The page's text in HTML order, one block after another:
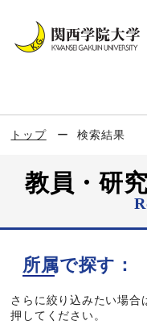
トップ 検索結果
教員・研
所属で探す：
さらに絞り込みたい場合
押してください。